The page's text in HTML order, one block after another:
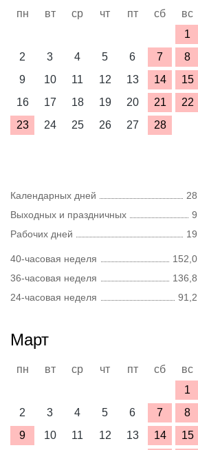
пн вт ср чт пт сб
вс
1
2
3 4 5 6 7
8
9
10 11 12 13 14
15
16
17 18 19 20 21
22
23
24 25 26 27 28
Календарных дней
28
Выходных и праздничных
9
Рабочих дней
19
40-часовая неделя
152,0
36-часовая неделя
136,8
24-часовая неделя
91,2
Март
пн вт ср чт пт сб
вс
1
2
3 4 5 6 7
8
9
10 11 12 13 14
15